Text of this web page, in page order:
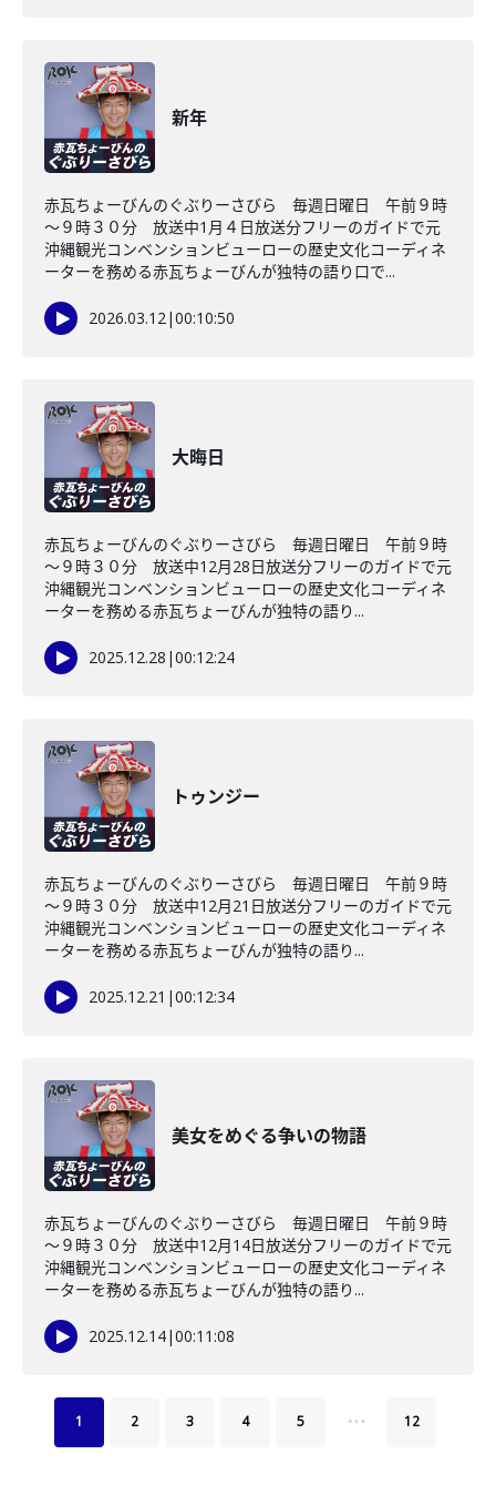
新年
赤瓦ちょーびんのぐぶりーさびら 毎週日曜日 午前９時
～９時３０分 放送中1月４日放送分フリーのガイドで元
沖縄観光コンベンションビューローの歴史文化コーディネ
ーターを務める赤瓦ちょーびんが独特の語り口で...
2026.03.12|00:10:50
大晦日
赤瓦ちょーびんのぐぶりーさびら 毎週日曜日 午前９時
～９時３０分 放送中12月28日放送分フリーのガイドで元
沖縄観光コンベンションビューローの歴史文化コーディネ
ーターを務める赤瓦ちょーびんが独特の語り...
2025.12.28 |00:12:24
トゥンジー
赤瓦ちょーびんのぐぶりーさびら 毎週日曜日 午前９時
～９時３０分 放送中12月21日放送分フリーのガイドで元
沖縄観光コンベンションビューローの歴史文化コーディネ
ーターを務める赤瓦ちょーびんが独特の語り...
2025.12.21 |00:12:34
美女をめぐる争いの物語
赤瓦ちょーびんのぐぶりーさびら 毎週日曜日 午前９時
～９時３０分 放送中12月14日放送分フリーのガイドで元
沖縄観光コンベンションビューローの歴史文化コーディネ
ーターを務める赤瓦ちょーびんが独特の語り...
2025.12.14|00:11:08
1 2 3 4 5 … 12